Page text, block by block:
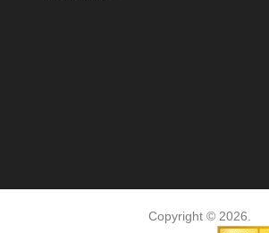
Copyright © 2026.